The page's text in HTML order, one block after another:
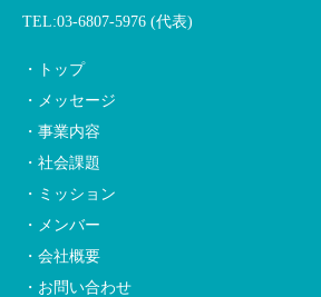
TEL:03-6807-5976 (代表)
・トップ
・メッセージ
・事業内容
・社会課題
・ミッション
・メンバー
・会社概要
・お問い合わせ